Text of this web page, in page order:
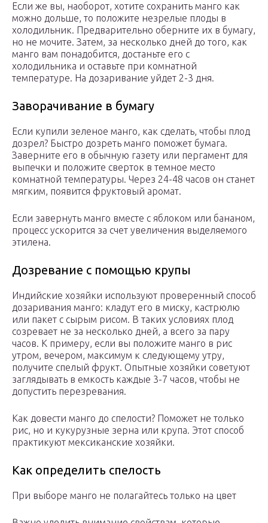
Если же вы, наоборот, хотите сохранить манго как
можно дольше, то положите незрелые плоды в
холодильник. Предварительно оберните их в бумагу,
но не мочите. Затем, за несколько дней до того, как
манго вам понадобится, достаньте его с
холодильника и оставьте при комнатной
температуре. На дозаривание уйдет 2-3 дня.
Заворачивание в бумагу
Если купили зеленое манго, как сделать, чтобы плод
дозрел? Быстро дозреть манго поможет бумага.
Заверните его в обычную газету или пергамент для
выпечки и положите сверток в темное место
комнатной температуры. Через 24-48 часов он станет
мягким, появится фруктовый аромат.
Если завернуть манго вместе с яблоком или бананом,
процесс ускорится за счет увеличения выделяемого
этилена.
Дозревание с помощью крупы
Индийские хозяйки используют проверенный способ
дозаривания манго: кладут его в миску, кастрюлю
или пакет с сырым рисом. В таких условиях плод
созревает не за несколько дней, а всего за пару
часов. К примеру, если вы положите манго в рис
утром, вечером, максимум к следующему утру,
получите спелый фрукт. Опытные хозяйки советуют
заглядывать в емкость каждые 3-7 часов, чтобы не
допустить перезревания.
Как довести манго до спелости? Поможет не только
рис, но и кукурузные зерна или крупа. Этот способ
практикуют мексиканские хозяйки.
Как определить спелость
При выборе манго не полагайтесь только на цвет